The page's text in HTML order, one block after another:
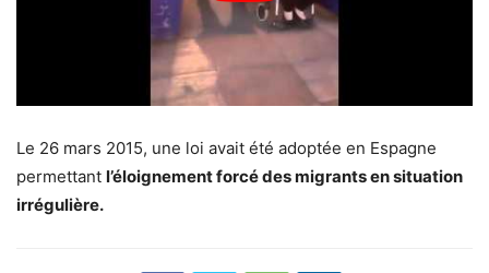
Le 26 mars 2015, une loi avait été adoptée en Espagne
permettant l’éloignement forcé des migrants en situation
irrégulière.